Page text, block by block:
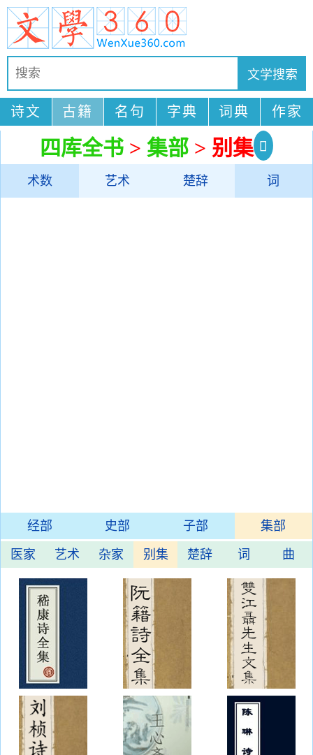
诗文 古籍 名句 字典 词典 作家
四库全书 > 集部 > 别集
术数 艺术 楚辞 词
经部 史部 子部 集部
医家 艺术 杂家 别集 楚辞 词 曲